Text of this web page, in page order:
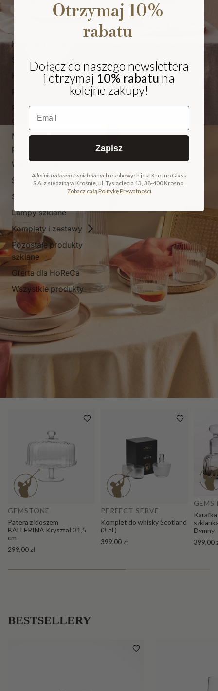
Kieliszki i pokale
Szklanki
Karafki i dzbanki
Patery
Pojemniki i
cukiernice
Miski, salaterki i
pucharki
Wazony i flakony
Świeczniki
Stoliki kawowe szklane
Lampy szklane
Komplety i zestawy
Pozostałe produkty
szklane
Oferta dla HoReCa
Wszystkie produkty
NA PREZENT
COLLECTION
Dodaj do koszyka
GEMSTONE
Patera z kloszem
BALLERINA Kryształ 31,5
cm
299,00 zł
PERFECT SERVE
Komplet do whisky Scotland
(3 el.)
399,00 zł
Dymny
399,00
BESTSELLERY
Otrzymaj 10%
rabatu
Dołącz do naszego newslettera
i otrzymaj 10% rabatu na
kolejne zakupy!
Email
Zapisz
Administratorem Twoich danych osobowych jest Krosno Glass
S.A. z siedzibą w Krośnie, ul. Tysiąclecia 13, 38-400 Krosno.
Zobacz całą Politykę Prywatności